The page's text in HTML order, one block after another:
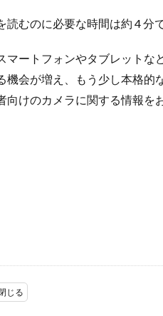
読むのに必要な時間は約 4 分で
マートフォンやタブレットな
機会が増え、もう少し本格的
向けのカメラに関する情報を